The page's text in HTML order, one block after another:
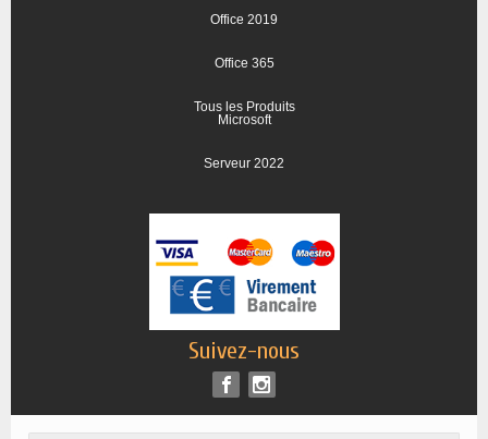
Office 2019
Office 365
Tous les Produits
Microsoft
Serveur 2022
Suivez-nous